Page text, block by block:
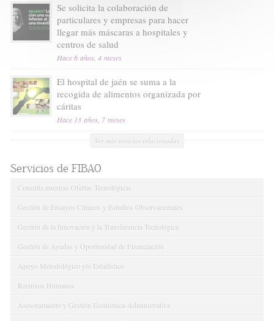
Se solicita la colaboración de
particulares y empresas para hacer
llegar más máscaras a hospitales y
centros de salud
Hace 6 años, 4 meses
El hospital de jaén se suma a la
recogida de alimentos organizada por
cáritas
Hace 13 años, 7 meses
Ver más noticias relacionadas
Servicios de FIBAO
Consulta nuestras Ofertas Tecnológicas
Gestión de Ensayos Clínicos y Estudios Observacionales
Gestión de la Innovación y la Transferencia Tecnológica
Gestión de Ayudas y Oportunidad de Financiación
Apoyo Metodológico y/o Estadístico
Recursos Humanos
Asesoramiento y Gestión Económica-Administrativa